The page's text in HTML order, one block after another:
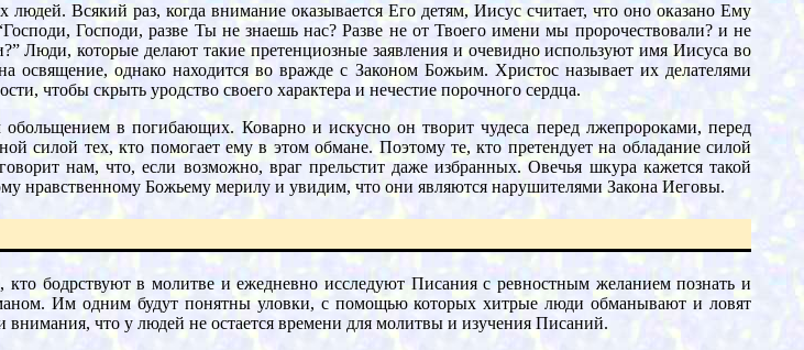
Всякий раз, когда внимание оказывается Его детям, Иисус считает, что оно оказано Ему
Господи, разве Ты не знаешь нас? Разве не от Твоего имени мы пророчествовали? и не
Люди, которые делают такие претенциозные заявления и очевидно используют имя Иисуса во
освящение, однако находится во вражде с Законом Божьим. Христос называет их делателями
чтобы скрыть уродство своего характера и нечестие порочного сердца.
в погибающих. Коварно и искусно он творит чудеса перед лжепророками, перед
силой тех, кто помогает ему в этом обмане. Поэтому те, кто претендует на обладание силой
нам, что, если возможно, враг прельстит даже избранных. Овечья шкура кажется такой
нравственному Божьему мерилу и увидим, что они являются нарушителями Закона Иеговы.
бодрствуют в молитве и ежедневно исследуют Писания с ревностным желанием познать и
Им одним будут понятны уловки, с помощью которых хитрые люди обманывают и ловят
что у людей не остается времени для молитвы и изучения Писаний.